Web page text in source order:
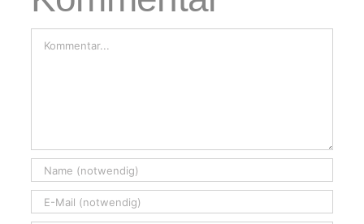
Kommentar